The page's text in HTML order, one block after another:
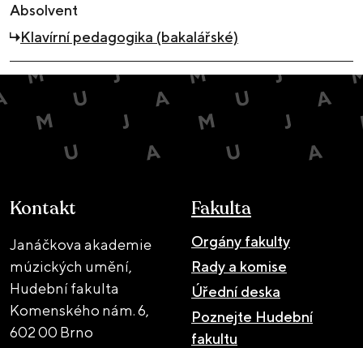
Absolvent
Klavírní pedagogika (bakalářské)
Kontakt
Janáčkova akademie
múzických umění,
Hudební fakulta
Komenského nám. 6,
602 00 Brno
Fakulta
Orgány fakulty
Rady a komise
Úřední deska
Poznejte Hudební
fakultu